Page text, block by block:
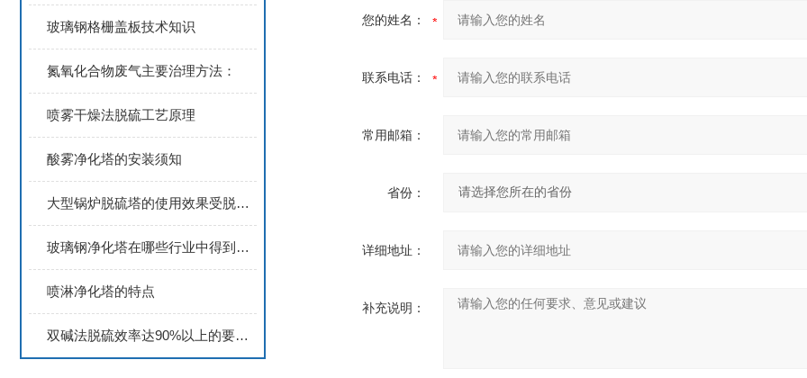
玻璃钢格栅盖板技术知识
氮氧化合物废气主要治理方法：
喷雾干燥法脱硫工艺原理
酸雾净化塔的安装须知
大型锅炉脱硫塔的使用效果受脱硫液温度影响
玻璃钢净化塔在哪些行业中得到广泛应用？
喷淋净化塔的特点
双碱法脱硫效率达90%以上的要诀是什么
您的姓名：
联系电话：
常用邮箱：
省份：
详细地址：
补充说明：